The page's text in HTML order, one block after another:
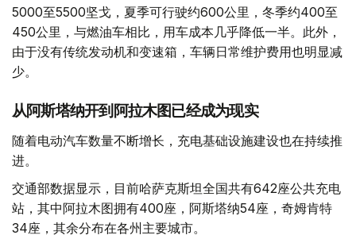
5000至5500坚戈，夏季可行驶约600公里，冬季约400至
450公里，与燃油车相比，用车成本几乎降低一半。此外，
由于没有传统发动机和变速箱，车辆日常维护费用也明显减
少。
从阿斯塔纳开到阿拉木图已经成为现实
随着电动汽车数量不断增长，充电基础设施建设也在持续推
进。
交通部数据显示，目前哈萨克斯坦全国共有642座公共充电
站，其中阿拉木图拥有400座，阿斯塔纳54座，奇姆肯特
34座，其余分布在各州主要城市。